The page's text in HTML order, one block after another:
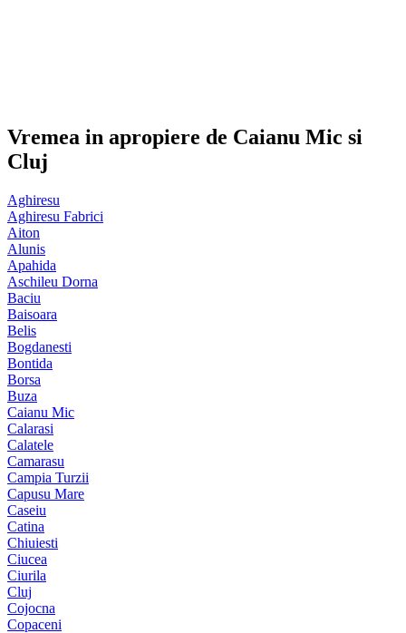
Vremea in apropiere de Caianu Mic si
Cluj
Aghiresu
Aghiresu Fabrici
Aiton
Alunis
Apahida
Aschileu Dorna
Baciu
Baisoara
Belis
Bogdanesti
Bontida
Borsa
Buza
Caianu Mic
Calarasi
Calatele
Camarasu
Campia Turzii
Capusu Mare
Caseiu
Catina
Chiuiesti
Ciucea
Ciurila
Cluj
Cojocna
Copaceni